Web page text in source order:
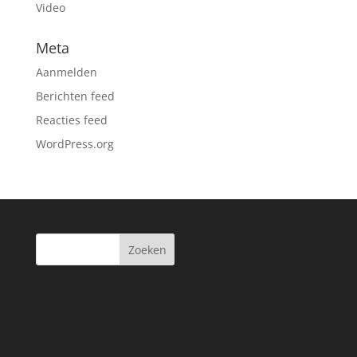
Video
Meta
Aanmelden
Berichten feed
Reacties feed
WordPress.org